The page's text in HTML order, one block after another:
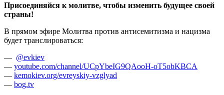
Присоединяйся к молитве, чтобы изменить будущее своей
страны!
В прямом эфире Молитва против антисемитизма и нацизма
будет транслироваться:
— @evkiev
— youtube.com/channel/UCpYbeIG9QAooH-oT5obKBCA
— kemokiev.org/evreyskiy-vzglyad
— bog.tv